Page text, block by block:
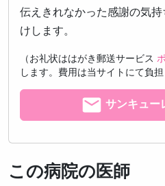
伝えきれなかった感謝の気
けします。
（お礼状ははがき郵送サービス
します。費用は当サイトにて負担
サンキュー
この病院の医師